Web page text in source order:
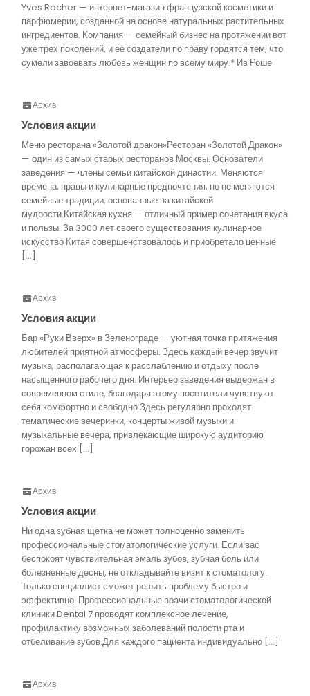
Yves Rocher — интернет-магазин французской косметики и
парфюмерии, созданной на основе натуральных растительных
ингредиентов. Компания — семейный бизнес на протяжении вот
уже трех поколений, и её создатели по праву гордятся тем, что
сумели завоевать любовь женщин по всему миру.* Ив Роше
Архив
Условия акции
Меню ресторана «Золотой дракон»Ресторан «Золотой Дракон»
— один из самых старых ресторанов Москвы. Основатели
заведения — члены семьи китайской династии. Меняются
времена, нравы и кулинарные предпочтения, но не меняются
семейные традиции, основанные на китайской
мудрости.Китайская кухня — отличный пример сочетания вкуса
и пользы. За 3000 лет своего существования кулинарное
искусство Китая совершенствовалось и приобретало ценные
[…]
Архив
Условия акции
Бар «Руки Вверх» в Зеленограде — уютная точка притяжения
любителей приятной атмосферы. Здесь каждый вечер звучит
музыка, располагающая к расслаблению и отдыху после
насыщенного рабочего дня. Интерьер заведения выдержан в
современном стиле, благодаря этому посетители чувствуют
себя комфортно и свободно.Здесь регулярно проходят
тематические вечеринки, концерты живой музыки и
музыкальные вечера, привлекающие широкую аудиторию
горожан всех […]
Архив
Условия акции
Ни одна зубная щетка не может полноценно заменить
профессиональные стоматологические услуги. Если вас
беспокоят чувствительная эмаль зубов, зубная боль или
болезненные десны, не откладывайте визит к стоматологу.
Только специалист сможет решить проблему быстро и
эффективно. Профессиональные врачи стоматологической
клиники Dental 7 проводят комплексное лечение,
профилактику возможных заболеваний полости рта и
отбеливание зубов.Для каждого пациента индивидуально […]
Архив